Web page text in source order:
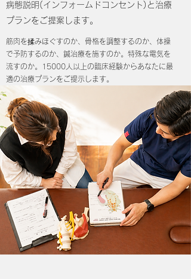
病態説明(インフォームドコンセント)と治療
プランをご提案します。
筋肉を揉みほぐすのか、骨格を調整するのか、体操
で予防するのか、鍼治療を施すのか。特殊な電気を
流すのか。15000人以上の臨床経験からあなたに最
適の治療プランをご提示します。